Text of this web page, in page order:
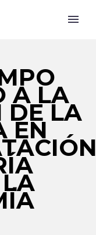
A LA
DE LA
EN